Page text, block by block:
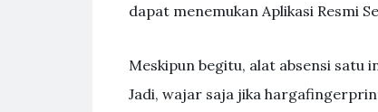
dapat menemukan Aplikasi Resmi
Meskipun begitu, alat absensi satu
Jadi, wajar saja jika